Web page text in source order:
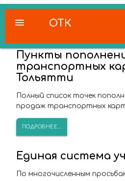
ОТК
menu
Пункты
транспортных
Тольятти
Полный список точек
продаж транспортных карт
ПОДРОБНЕЕ...
Единая система
По многочисленным